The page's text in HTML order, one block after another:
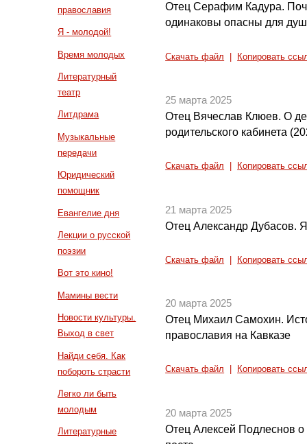
православия
Я - молодой!
Время молодых
Литературный
театр
Литдрама
Музыкальные
передачи
Юридический
помощник
Евангелие дня
Лекции о русской
поэзии
Вот это кино!
Мамины вести
Новости культуры.
Выход в свет
Найди себя. Как
побороть страсти
Легко ли быть
молодым
Литературные
Отец Серафим Кадура.
одинаковы опасны для
Скачать файл Копировать
25 марта 2025
Отец Вячеслав Клюев. О
родительского кабинета
Скачать файл Копировать
21 марта 2025
Отец Александр Дубасов.
Скачать файл Копировать
20 марта 2025
Отец Михаил Самохин.
православия на Кавказе
Скачать файл Копировать
20 марта 2025
Отец Алексей Подлеснов о